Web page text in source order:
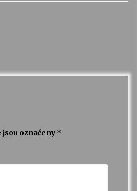
označeny *